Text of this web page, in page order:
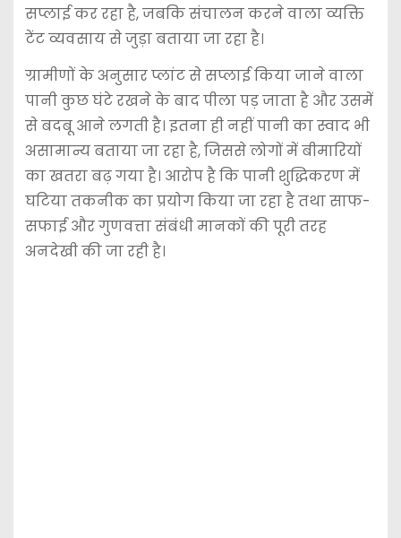
सप्लाई कर रहा है, जबकि संचालन करने वाला व्यक्ति
टेंट व्यवसाय से जुड़ा बताया जा रहा है।
ग्रामीणों के अनुसार प्लांट से सप्लाई किया जाने वाला
पानी कुछ घंटे रखने के बाद पीला पड़ जाता है और उसमें
से बदबू आने लगती है। इतना ही नहीं पानी का स्वाद भी
असामान्य बताया जा रहा है, जिससे लोगों में बीमारियों
का खतरा बढ़ गया है। आरोप है कि पानी शुद्धिकरण में
घटिया तकनीक का प्रयोग किया जा रहा है तथा साफ-
सफाई और गुणवत्ता संबंधी मानकों की पूरी तरह
अनदेखी की जा रही है।